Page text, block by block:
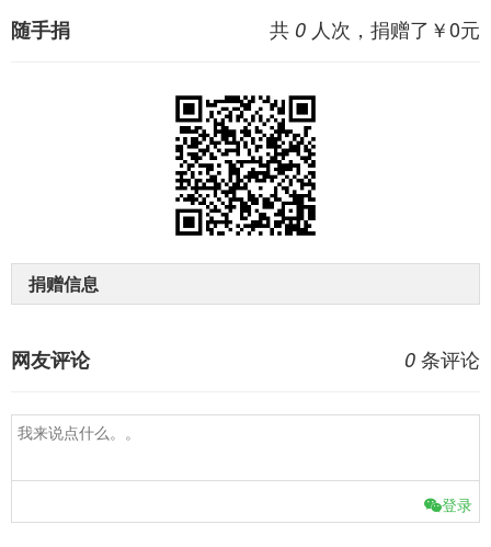
共 0 人次，捐赠了￥0元
随手捐
捐赠信息
0 条评论
网友评论
登录